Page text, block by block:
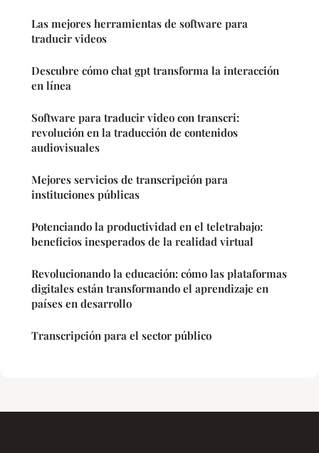
Las mejores herramientas de software para
traducir videos
Descubre cómo chat gpt transforma la interacción
en línea
Software para traducir video con transcri:
revolución en la traducción de contenidos
audiovisuales
Mejores servicios de transcripción para
instituciones públicas
Potenciando la productividad en el teletrabajo:
beneficios inesperados de la realidad virtual
Revolucionando la educación: cómo las plataformas
digitales están transformando el aprendizaje en
países en desarrollo
Transcripción para el sector público